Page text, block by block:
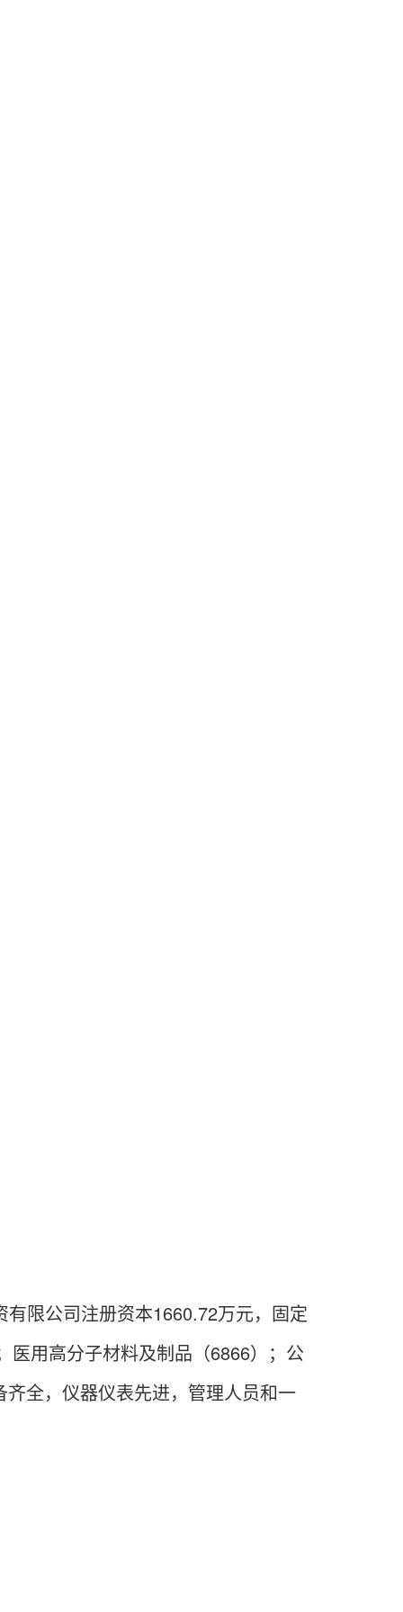
限公司注册资本1660.72万元，固定
医用高分子材料及制品（6866）；公
全，仪器仪表先进，管理人员和一